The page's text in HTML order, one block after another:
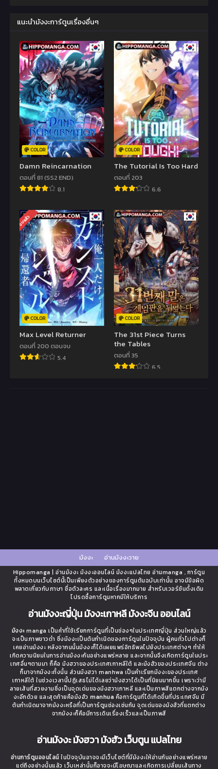
แนะนำมังงะการ์ตูนเรื่องอื่นๆ
COLOR
Damn Reincarnation
ตอนที่ 81 (SS2 END)
8.1
COLOR
The Tutorial Is Too Hard
ตอนที่ 203
6.6
จบแล้ว
COLOR
Max Level Returner
ตอนที่ 200 ตอนจบ
5.4
COLOR
The 31st Piece Turns
the Tables
ตอนที่ 35
6.5
มังงะ อ่านมังงะวาย
Hippomanga | อ่านมังงะ มังงะออนไลน์ มังงะแปลไทย อ่านmanga , การ์ตูน
ทั้งหมดบนเว็บไซต์นี้เป็นเพียงตัวอย่างของการ์ตูนต้นฉบับเท่านั้น อาจมีข้อผิด
พลาดเกี่ยวกับภาษา ชื่อตัวละคร และเนื้อเรื่องมากมาย สำหรับเวอร์ชันดั้งเดิม
โปรดซื้อการ์ตูนหากมีให้บริการ
อ่านมังงะญี่ปุ่น มังงะเกาหลี มังงะจีน ออนไลน์
มังงะmanga เป็นคำที่ใช้เรียกการ์ตูนที่เป็นช่องๆในประเทศญี่ปุ่น ส่วนใหญ่แล้ว
จะเป็นภาพขาวดำ ซึ่งมังงะเป็นต้นกำเนิดของการ์ตูนในปัจจุบัน ผู้คนทั่วไปต่างก็
เคยอ่านมังงะ หลังจากนนั้นมังงะก็ได้เผยแพร่อิทธิพลไปยังประเทศต่างๆ ทำให้
เกิดความนิยมในการอ่านมังงะกันอย่างแพร่หลาย และจากนั้นจึงเกิดการ์ตูนในประ
เทศอื่นๆตามมา ก็คือ มังฮวาของประเทศเกาหลีใต้ และมังฮัวของประเทศจีน ต่าง
ก็มาจากมังงะทั้งนั้น ส่วนมังฮวา manhwa เป็นคำเรียกมังงะของประเทศ
เกาหลีใต้ ในช่วงเวลานี้ปฏิเสธไม่ได้เลยว่ามังฮวาได้เป็นที่นิยมมากขึ้น เพราะว่ามี
ลายเส้นที่สวยงามซึ่งเป็นจุดเด่นของมังฮวาเกาหลี และเป็นภาพสีแตกต่างจากมัง
งะอีกด้วย และสุดท้ายคือมังฮัว manhua คือการ์ตูนที่ได้เกิดขึ้นที่ประเทศจีน มี
ต้นกำเนิดมาจากมังงะหรือที่เป็นการ์ตูนช่องเช่นกัน จุดเด่นของมังฮัวที่แตกต่าง
จากมังงะก็คือมีการเดินเรื่องเร็วและเป็นภาพสี
อ่านมังงะ มังฮวา มังฮัว เว็บตูน แปลไทย
อ่านการ์ตูนออนไลน์ ในปัจจุบันอาจจะมีเว็บไซต์ที่มีมังงะให้อ่านกันอย่างแพร่หลาย
แต่ถึงอย่างนั้นแล้ว เว็บเหล่านั้นก็อาจจะมีโฆษณาและเกิดการเปลี่ยนเส้นทาง